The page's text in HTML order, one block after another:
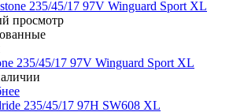
просмотр
235/45/17 97V Winguard Sport XL